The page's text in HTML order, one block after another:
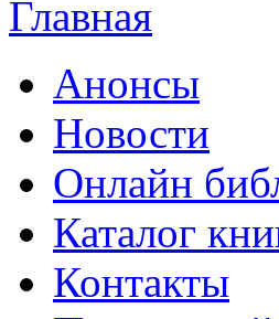
Главная
Анонсы
Новости
Онлайн
Каталог
Контакты